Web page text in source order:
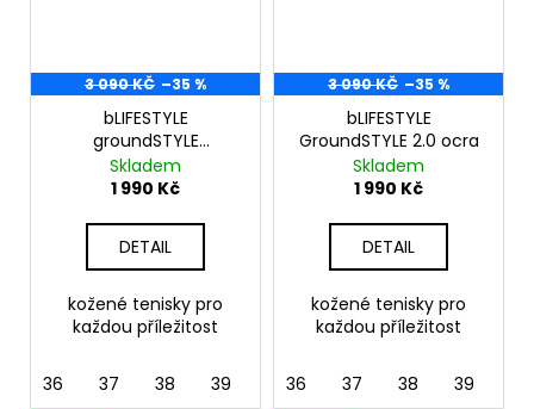
3 090 KČ –35 %
bLIFESTYLE
groundSTYLE
haselnuss
Skladem
1 990 Kč
DETAIL
kožené tenisky pro
každou příležitost
36 37 38 39 40 42
3 090 KČ –35 %
bLIFESTYLE
GroundSTYLE 2.0 ocra
Skladem
1 990 Kč
DETAIL
kožené tenisky pro
každou příležitost
36 37 38 39